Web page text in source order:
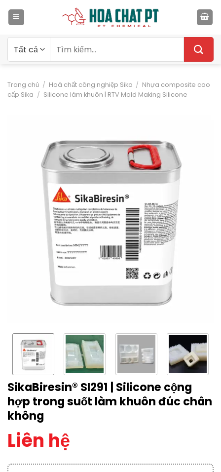
qua
kiếm:
Trang chủ / Hoá chất công nghiệp Sika / Nhựa composite cao
cấp Sika / Silicone làm khuôn | RTV Mold Making Silicone
SikaBiresin® SI291 | Silicone cộng
hợp trong suốt làm khuôn đúc chân
không
Liên hệ